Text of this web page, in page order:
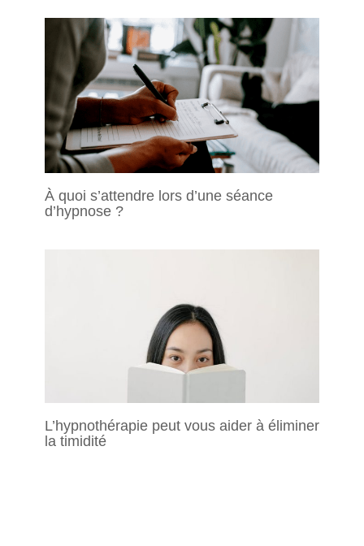
À quoi s’attendre lors d’une séance
d’hypnose ?
L’hypnothérapie peut vous aider à éliminer
la timidité